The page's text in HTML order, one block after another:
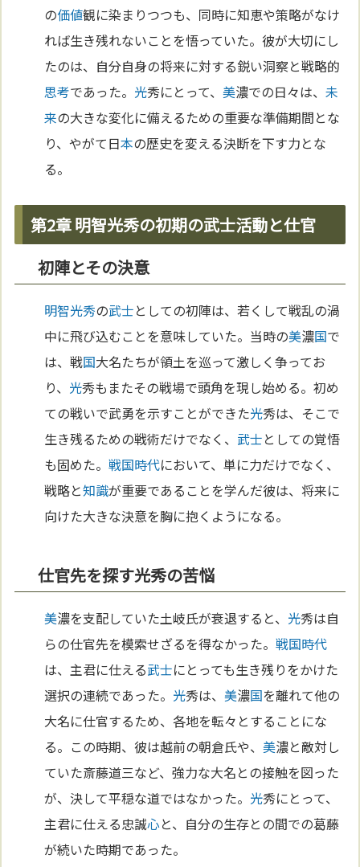
の価値観に染まりつつも、同時に知恵や策略がなけ
れば生き残れないことを悟っていた。彼が大切にし
たのは、自分自身の将来に対する鋭い洞察と戦略的
思考であった。 光秀にとって、美濃での日々は、未
来の大きな変化に備えるための重要な準備期間とな
り、やがて日本の歴史を変える決断を下す力とな
る。
第2章 明智光秀の初期の武士活動と仕官
初陣とその決意
明智光秀の武士としての初陣は、若くして戦乱の渦
中に飛び込むことを意味していた。当時の美濃国で
は、戦国大名たちが領土を巡って激しく争ってお
り、 光秀もまたその戦場で頭角を現し始める。初め
ての戦いで武勇を示すことができた光秀は、そこで
生き残るための戦術だけでなく、 武士としての覚悟
も固めた。戦国時代において、単に力だけでなく、
戦略と知識が重要であることを学んだ彼は、将来に
向けた大きな決意を胸に抱くようになる。
仕官先を探す光秀の苦悩
美濃を支配していた土岐氏が衰退すると、 光秀は自
らの仕官先を模索せざるを得なかった。戦国時代
は、主君に仕える武士にとっても生き残りをかけた
選択の連続であった。 光秀は、美濃国を離れて他の
大名に仕官するため、各地を転々とすることにな
る。この時期、彼は越前の朝倉氏や、美濃と敵対し
ていた斎藤道三など、強力な大名との接触を図った
が、決して平穏な道ではなかった。 光秀にとって、
主君に仕える忠誠心と、自分の生存との間での葛藤
が続いた時期であった。